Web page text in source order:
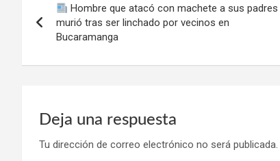
de
Hombre que atacó con machete a sus padres
murió tras ser linchado por vecinos en
Bucaramanga
Deja una respuesta
Tu dirección de correo electrónico no será publicada.